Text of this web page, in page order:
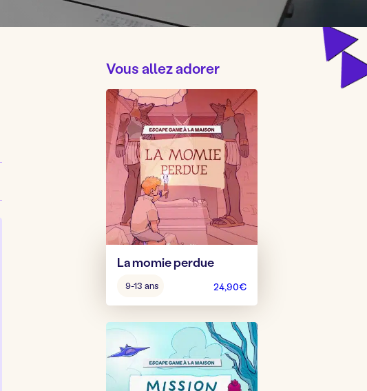
Vous allez adorer
La momie perdue
pour
jouer
9-13 ans 24,90€